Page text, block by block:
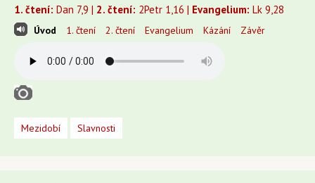
1. čtení: Dan 7,9 | 2. čtení: 2Petr 1,16 | Evangelium: Lk 9,28
Úvod 1. čtení 2. čtení Evangelium Kázání Závěr
Mezidobí Slavnosti